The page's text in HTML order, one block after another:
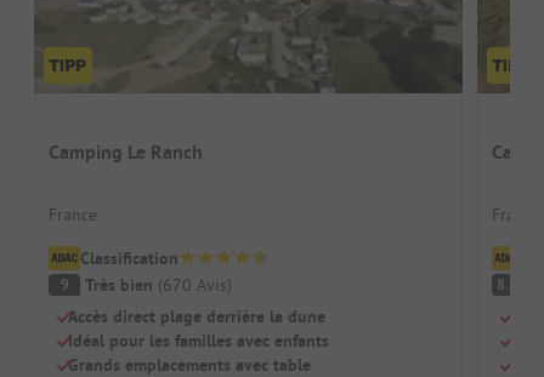
Camping Le Ranch
France
Classification
9 Très bien (670 Avis)
Accès direct plage derrière la dune
Idéal pour les familles avec enfants
Grands emplacements avec table
8.6